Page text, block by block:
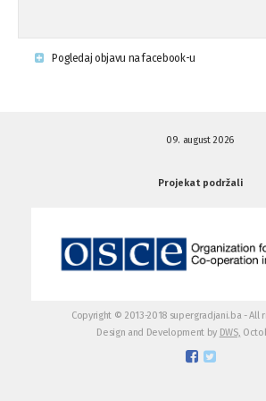
Pogledaj objavu na facebook-u
09. august 2026
Projekat podržali
Copyright © 2013-2018 supergradjani.ba - All
Design and Development by DWS,